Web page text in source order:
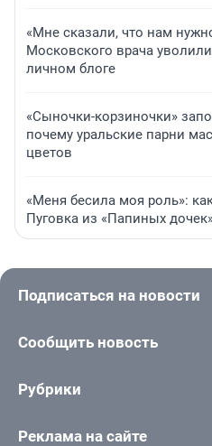
«Мне сказали, что нам
Московского врача
личном блоге
«Сыночки-корзиночки»
почему уральские парни
цветов
«Меня бесила моя роль»:
Пуговка из «Папиных
Подписаться на новости
Сообщить новость
Рубрики
Реклама на сайте